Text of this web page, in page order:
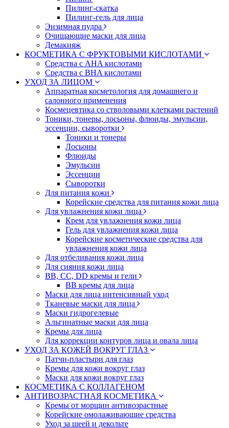
Пилинг-скатка
Пилинг-гель для лица
Энзимная пудра
Очищающие маски для лица
Демакияж
КОСМЕТИКА С ФРУКТОВЫМИ КИСЛОТАМИ
Средства с AHA кислотами
Средства с BHA кислотами
УХОД ЗА ЛИЦОМ
Аппаратная косметология для домашнего и
салонного применения
Космецевтика со стволовыми клетками растений
Тоники, тонеры, лосьоны, флюиды, эмульсии,
эссенции, сыворотки
Тоники и тонеры
Лосьоны
Флюиды
Эмульсии
Эссенции
Сыворотки
Для питания кожи
Корейские средства для питания кожи лица
Для увлажнения кожи лица
Крем для увлажнения кожи лица
Гель для увлажнения кожи лица
Корейские косметические средства для
увлажнения кожи лица
Для отбеливания кожи лица
Для сияния кожи лица
BB, CC, DD кремы и гели
BB кремы для лица
Маски для лица интенсивный уход
Тканевые маски для лица
Маски гидрогелевые
Альгинатные маски для лица
Кремы для лица
Для коррекции контуров лица и овала лица
УХОД ЗА КОЖЕЙ ВОКРУГ ГЛАЗ
Патчи-пластыри для глаз
Кремы для кожи вокруг глаз
Маски для кожи вокруг глаз
КОСМЕТИКА С КОЛЛАГЕНОМ
АНТИВОЗРАСТНАЯ КОСМЕТИКА
Кремы от морщин антивозрастные
Корейские омолаживающие средства
Уход за шеей и декольте